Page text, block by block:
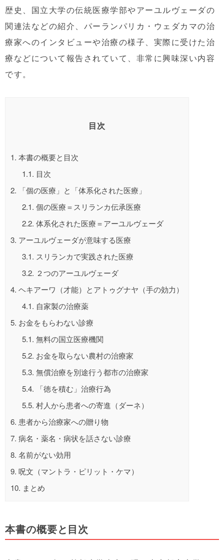
歴史、国立大学の伝統医療学部やアーユルヴェーダの
関連法などの紹介、パーランパリカ・ウェダカマの治
療家へのインタビューや治療の様子、実際に受けた治
療などについて報告されていて、非常に興味深い内容
です。
目次
1. 本書の概要と目次
1.1. 目次
2. 「個の医療」と「体系化された医療」
2.1. 個の医療＝スリランカ伝承医療
2.2. 体系化された医療＝アーユルヴェーダ
3. アーユルヴェーダが意味する医療
3.1. スリランカで実践された医療
3.2. ２つのアーユルヴェーダ
4. ヘキアーワ（才能）とアトゥグナヤ（手の効力）
4.1. 自家製の治療薬
5. お金をもらわない診療
5.1. 無料の国立医療機関
5.2. お金を取らない農村の治療家
5.3. 無償治療を別途行う都市の治療家
5.4. 「徳を積む」治療行為
5.5. 村人から患者への寄進（ダーネ）
6. 患者から治療家への贈り物
7. 病名・薬名・病状を話さない診療
8. 名前がない効用
9. 呪文（マントラ・ピリット・ケマ）
10. まとめ
本書の概要と目次